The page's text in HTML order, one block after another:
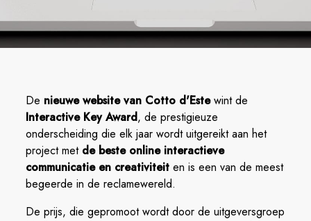
De nieuwe website van Cotto d'Estewint de
Interactive Key Award, de prestigieuze
onderscheiding die elk jaar wordt uitgereikt aan het
project met de beste online interactieve
communicatie en creativiteit en is een van de meest
begeerde in de reclamewereld.
De prijs, die gepromoot wordt door de uitgeversgroep